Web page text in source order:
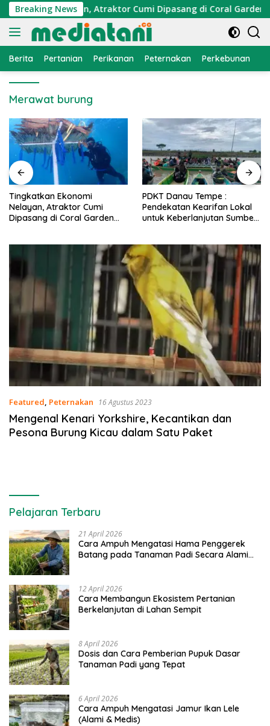
Langsung
ke
konten
Breaking News
Nelayan, Atraktor Cumi Dipasang di Coral Garden
Berita Pertanian Perikanan Peternakan Perkebunan
Merawat burung
PDKT Danau Tempe :
Pendekatan Kearifan Lokal
untuk Keberlanjutan Sumber
Cara Mengatasi Penyakit
PMK pada Sapi Perah Secara
Alami dan Medis
Featured, Peternakan 16 Agustus 2023
Mengenal Kenari Yorkshire, Kecantikan dan
Pesona Burung Kicau dalam Satu Paket
Pelajaran Terbaru
21 April 2026
Cara Ampuh Mengatasi Hama Penggerek
Batang pada Tanaman Padi Secara Alami
12 April 2026
Cara Membangun Ekosistem Pertanian
Berkelanjutan di Lahan Sempit
8 April 2026
Dosis dan Cara Pemberian Pupuk Dasar
Tanaman Padi yang Tepat
6 April 2026
Cara Ampuh Mengatasi Jamur Ikan Lele
(Alami & Medis)